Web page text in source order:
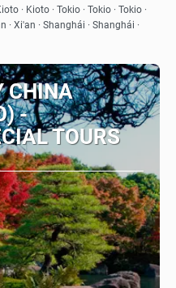
· Kioto · Tokio · Tokio · Tokio ·
· Xi'an · Shanghái · Shanghái ·
CHINA
-
TOURS